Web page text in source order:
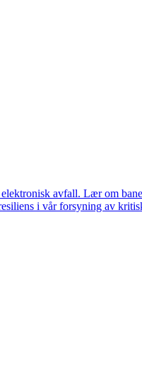
avfall. Lær om
i vår forsyning av